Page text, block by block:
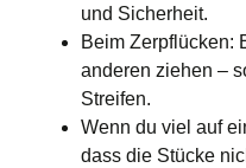
und Sicherheit.
Beim Zerpflücken:
anderen ziehen –
Streifen.
Wenn du viel auf
dass die Stücke